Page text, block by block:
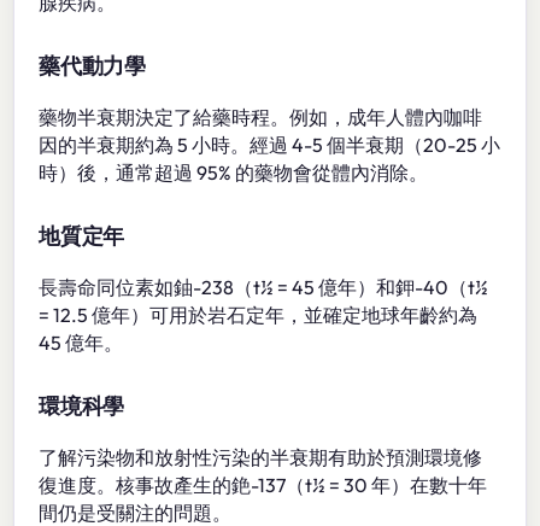
藥代動力學
藥物半衰期決定了給藥時程。例如，成年人體內咖啡
因的半衰期約為 5 小時。經過 4-5 個半衰期（20-25 小
時）後，通常超過 95% 的藥物會從體內消除。
地質定年
長壽命同位素如鈾-238（t½ = 45 億年）和鉀-40（t½
= 12.5 億年）可用於岩石定年，並確定地球年齡約為
45 億年。
環境科學
了解污染物和放射性污染的半衰期有助於預測環境修
復進度。核事故產生的銫-137（t½ = 30 年）在數十年
間仍是受關注的問題。